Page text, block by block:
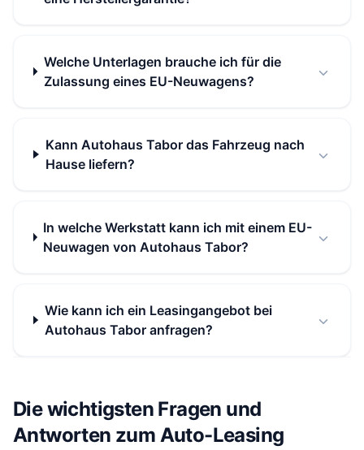
Welche Unterlagen brauche ich für die
Zulassung eines EU-Neuwagens?
Kann Autohaus Tabor das Fahrzeug nach
Hause liefern?
In welche Werkstatt kann ich mit einem EU-
Neuwagen von Autohaus Tabor?
Wie kann ich ein Leasingangebot bei
Autohaus Tabor anfragen?
Die wichtigsten Fragen und
Antworten zum Auto-Leasing